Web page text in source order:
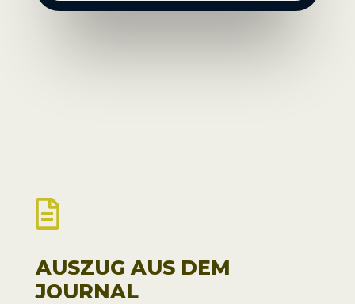
Gutachten widerlegt. Ganz im
Brachvogelbestände, wird daher
durch diese
beeinträchtigt.

AUSZUG AUS DEM
JOURNAL